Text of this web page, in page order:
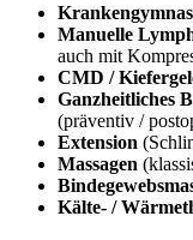
Manuelle
auch mit
CMD /
Ganzheitliches
(präventiv /
Extension
Massagen
Kälte- /